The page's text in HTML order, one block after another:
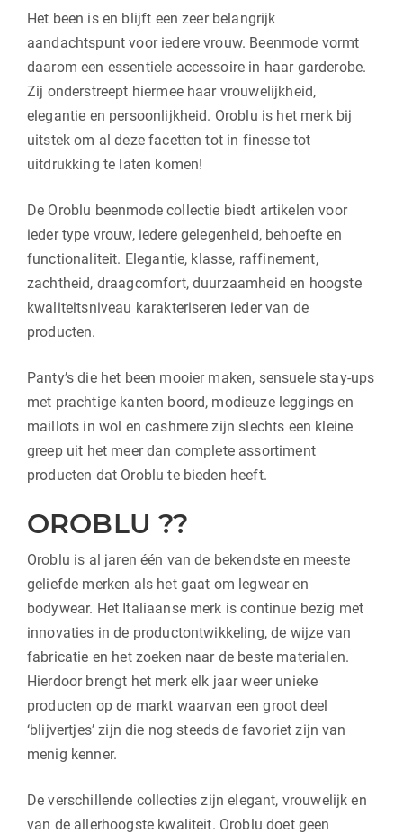
Het been is en blijft een zeer belangrijk
aandachtspunt voor iedere vrouw. Beenmode vormt
daarom een essentiele accessoire in haar garderobe.
Zij onderstreept hiermee haar vrouwelijkheid,
elegantie en persoonlijkheid. Oroblu is het merk bij
uitstek om al deze facetten tot in finesse tot
uitdrukking te laten komen!
De Oroblu beenmode collectie biedt artikelen voor
ieder type vrouw, iedere gelegenheid, behoefte en
functionaliteit. Elegantie, klasse, raffinement,
zachtheid, draagcomfort, duurzaamheid en hoogste
kwaliteitsniveau karakteriseren ieder van de
producten.
Panty’s die het been mooier maken, sensuele stay-ups
met prachtige kanten boord, modieuze leggings en
maillots in wol en cashmere zijn slechts een kleine
greep uit het meer dan complete assortiment
producten dat Oroblu te bieden heeft.
OROBLU ??
Oroblu is al jaren één van de bekendste en meeste
geliefde merken als het gaat om legwear en
bodywear. Het Italiaanse merk is continue bezig met
innovaties in de productontwikkeling, de wijze van
fabricatie en het zoeken naar de beste materialen.
Hierdoor brengt het merk elk jaar weer unieke
producten op de markt waarvan een groot deel
‘blijvertjes’ zijn die nog steeds de favoriet zijn van
menig kenner.
De verschillende collecties zijn elegant, vrouwelijk en
van de allerhoogste kwaliteit. Oroblu doet geen